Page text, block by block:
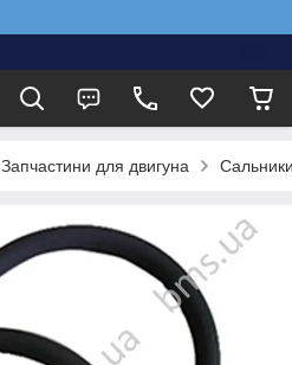
Запчастини для двигуна